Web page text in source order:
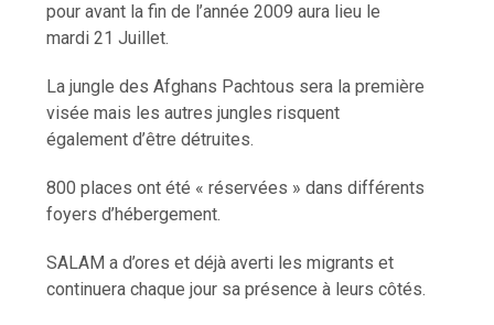
pour avant la fin de l’année 2009 aura lieu le
mardi 21 Juillet.
La jungle des Afghans Pachtous sera la première
visée mais les autres jungles risquent
également d’être détruites.
800 places ont été « réservées » dans différents
foyers d’hébergement.
SALAM a d’ores et déjà averti les migrants et
continuera chaque jour sa présence à leurs côtés.